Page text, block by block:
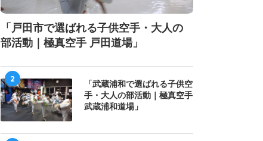
「戸田市で選ばれる子供空手・大人の
部活動｜極真空手 戸田道場」
2
「武蔵浦和で選ばれる子供空
手・大人の部活動｜極真空手
武蔵浦和道場」